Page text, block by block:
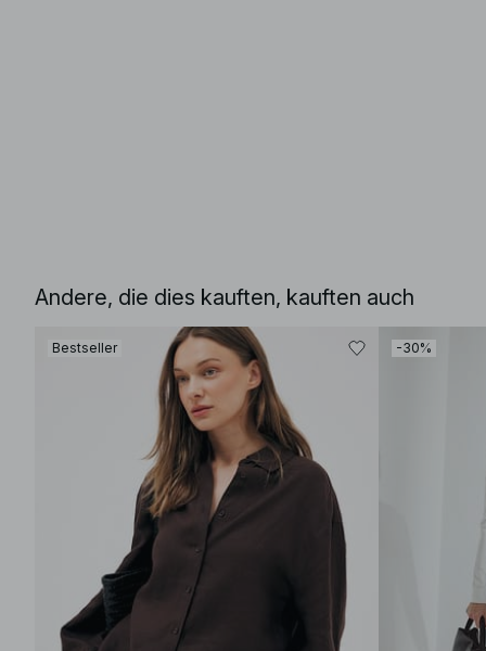
Andere, die dies kauften, kauften auch
Bestseller -30%